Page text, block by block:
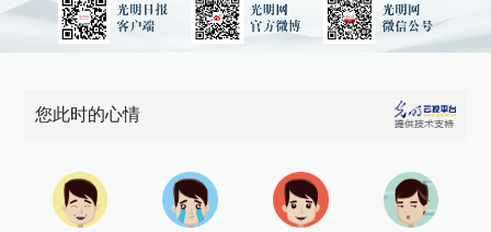
您此时的心情